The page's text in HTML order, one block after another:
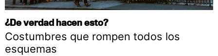
¿De verdad hacen esto?
Costumbres que rompen todos los
esquemas